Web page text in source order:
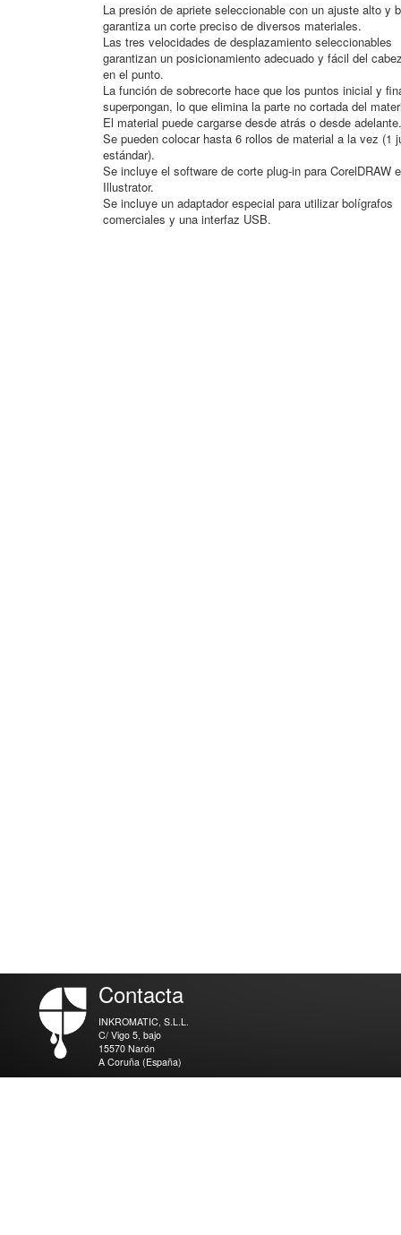
La presión de apriete seleccionable con un ajuste alto y
garantiza un corte preciso de diversos materiales.
Las tres velocidades de desplazamiento seleccionables
garantizan un posicionamiento adecuado y fácil del
en el punto.
La función de sobrecorte hace que los puntos inicial y
superpongan, lo que elimina la parte no cortada del
El material puede cargarse desde atrás o desde adelante.
Se pueden colocar hasta 6 rollos de material a la vez (1
estándar).
Se incluye el software de corte plug-in para CorelDRAW e
Illustrator.
Se incluye un adaptador especial para utilizar bolígrafos
comerciales y una interfaz USB.
Contacta
INKROMATIC, S.L.L.
C/ Vigo 5, bajo
15570 Narón
A Coruña (España)